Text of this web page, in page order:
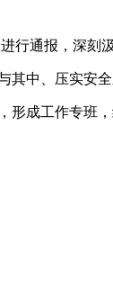
行通报，深刻
其中、压实安
形成工作专班